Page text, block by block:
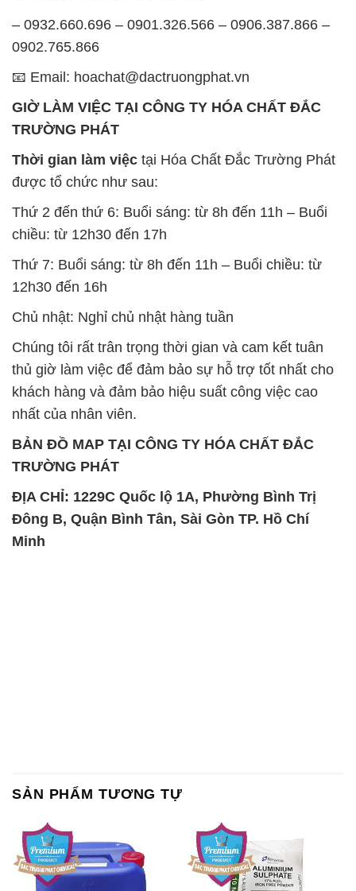
– 0932.660.696 – 0901.326.566 – 0906.387.866 –
0902.765.866
📧 Email: hoachat@dactruongphat.vn
GIỜ LÀM VIỆC TẠI CÔNG TY HÓA CHẤT ĐẮC
TRƯỜNG PHÁT
Thời gian làm việc tại Hóa Chất Đắc Trường Phát
được tổ chức như sau:
Thứ 2 đến thứ 6: Buổi sáng: từ 8h đến 11h – Buổi
chiều: từ 12h30 đến 17h
Thứ 7: Buổi sáng: từ 8h đến 11h – Buổi chiều: từ
12h30 đến 16h
Chủ nhật: Nghỉ chủ nhật hàng tuần
Chúng tôi rất trân trọng thời gian và cam kết tuân
thủ giờ làm việc để đảm bảo sự hỗ trợ tốt nhất cho
khách hàng và đảm bảo hiệu suất công việc cao
nhất của nhân viên.
BẢN ĐỒ MAP TẠI CÔNG TY HÓA CHẤT ĐẮC
TRƯỜNG PHÁT
ĐỊA CHỈ: 1229C Quốc lộ 1A, Phường Bình Trị
Đông B, Quận Bình Tân, Sài Gòn TP. Hồ Chí
Minh
SẢN PHẨM TƯƠNG TỰ